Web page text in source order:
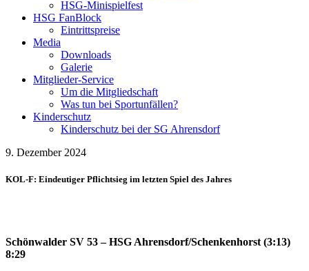
HSG-Minispielfest
HSG FanBlock
Eintrittspreise
Media
Downloads
Galerie
Mitglieder-Service
Um die Mitgliedschaft
Was tun bei Sportunfällen?
Kinderschutz
Kinderschutz bei der SG Ahrensdorf
9. Dezember 2024
KOL-F: Eindeutiger Pflichtsieg im letzten Spiel des Jahres
Schönwalder SV 53 – HSG Ahrensdorf/Schenkenhorst (3:13)
8:29